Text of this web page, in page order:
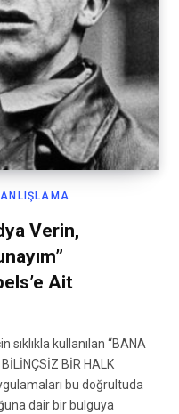
Verin,
Ait
sıklıkla kullanılan “BANA
BİR HALK
bu doğrultuda
dair bir bulguya